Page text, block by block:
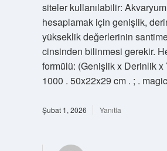
siteler kullanılabilir:
hesaplamak için genişlik,
yükseklik değerlerinin
cinsinden bilinmesi gerekir.
formülü: (Genişlik x Derinlik x
1000 . 50x22x29 cm . ; .
Şubat 1, 2026 Yanıtla